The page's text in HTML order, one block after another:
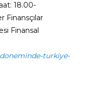
18.00-
Finansçılar
Finansal
turkiye-